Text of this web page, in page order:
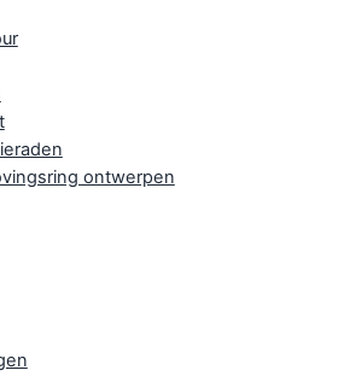
ontwerpen